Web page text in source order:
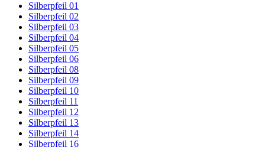
Silberpfeil 01
Silberpfeil 02
Silberpfeil 03
Silberpfeil 04
Silberpfeil 05
Silberpfeil 06
Silberpfeil 08
Silberpfeil 09
Silberpfeil 10
Silberpfeil 11
Silberpfeil 12
Silberpfeil 13
Silberpfeil 14
Silberpfeil 16